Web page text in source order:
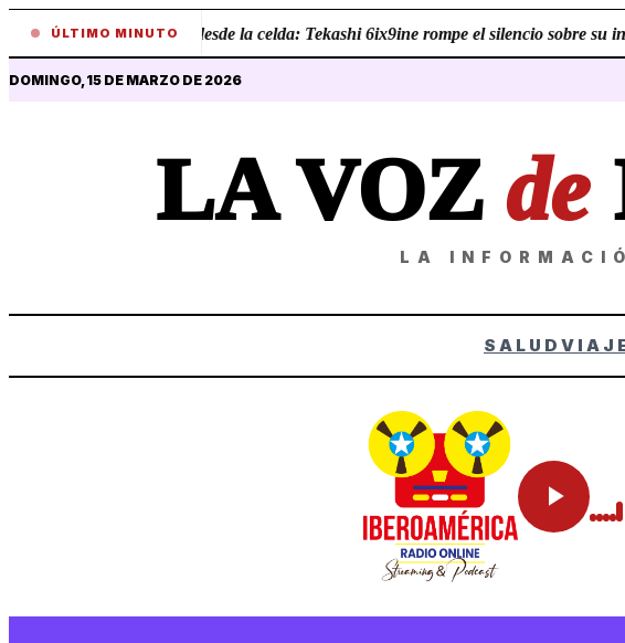
ÚLTIMO MINUTO
• Revelaciones desde la celda: Tekashi 6ix9ine rompe el silencio sobre su
DOMINGO, 15 DE MARZO DE 2026
LA VOZ de
LA
SALUD